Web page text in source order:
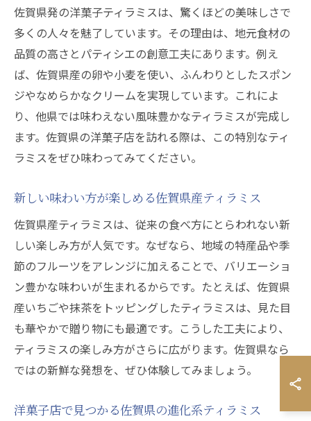
佐賀県発の洋菓子ティラミスは、驚くほどの美味しさで
多くの人々を魅了しています。その理由は、地元食材の
品質の高さとパティシエの創意工夫にあります。例え
ば、佐賀県産の卵や小麦を使い、ふんわりとしたスポン
ジやなめらかなクリームを実現しています。これによ
り、他県では味わえない風味豊かなティラミスが完成し
ます。佐賀県の洋菓子店を訪れる際は、この特別なティ
ラミスをぜひ味わってみてください。
新しい味わい方が楽しめる佐賀県産ティラミス
佐賀県産ティラミスは、従来の食べ方にとらわれない新
しい楽しみ方が人気です。なぜなら、地域の特産品や季
節のフルーツをアレンジに加えることで、バリエーショ
ン豊かな味わいが生まれるからです。たとえば、佐賀県
産いちごや抹茶をトッピングしたティラミスは、見た目
も華やかで贈り物にも最適です。こうした工夫により、
ティラミスの楽しみ方がさらに広がります。佐賀県なら
ではの新鮮な発想を、ぜひ体験してみましょう。
洋菓子店で見つかる佐賀県の進化系ティラミス